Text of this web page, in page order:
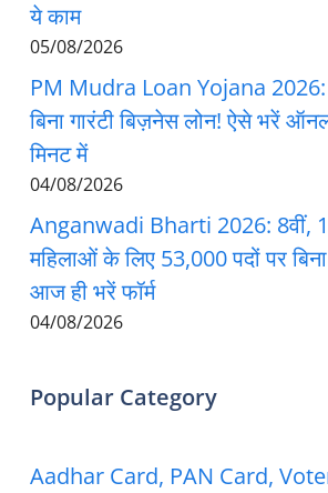
ये काम
05/08/2026
PM Mudra Loan Yojana
बिना गारंटी बिज़नेस लोन! ऐसे भरें
मिनट में
04/08/2026
Anganwadi Bharti 2026: 8वीं,
महिलाओं के लिए 53,000 पदों पर बिना
आज ही भरें फॉर्म
04/08/2026
Popular Category
Aadhar Card, PAN Card,